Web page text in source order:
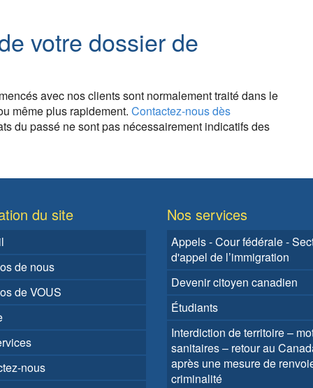
votre dossier de
avec nos clients sont normalement traité dans le
même plus rapidement. Contactez-nous dès
du passé ne sont pas nécessairement indicatifs des
du site
de nous
de VOUS
nous
Nos services
Appels - Cour fédérale -
d'appel de l’immigration
Devenir citoyen canadien
Étudiants
Interdiction de territoire –
sanitaires – retour au
après une mesure de
criminalité